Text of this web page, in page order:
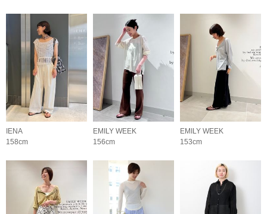
IENA
158cm
EMILY WEEK
156cm
EMILY WEEK
153cm